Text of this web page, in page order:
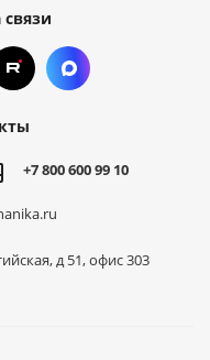
связи
+7 800 600 99 10
д 51, офис 303